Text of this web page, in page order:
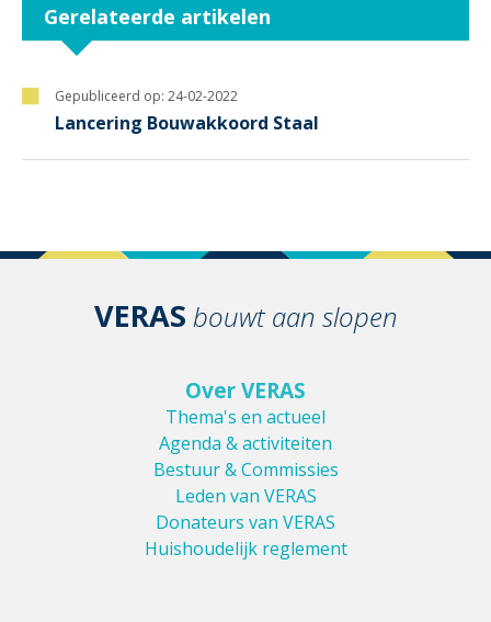
Gerelateerde artikelen
Gepubliceerd op: 24-02-2022
Lancering Bouwakkoord Staal
VERAS bouwt aan slopen
Over VERAS
Thema's en actueel
Agenda & activiteiten
Bestuur & Commissies
Leden van VERAS
Donateurs van VERAS
Huishoudelijk reglement